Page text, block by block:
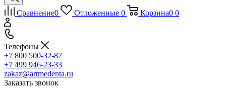
Сравнение0 Отложенные 0 Корзина0 0
Телефоны
+7 800 500-32-87
+7 499 946-23-33
zakaz@artmedenta.ru
Заказать звонок